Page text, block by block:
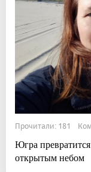
Прочитали: 181
Югра
открытым небом